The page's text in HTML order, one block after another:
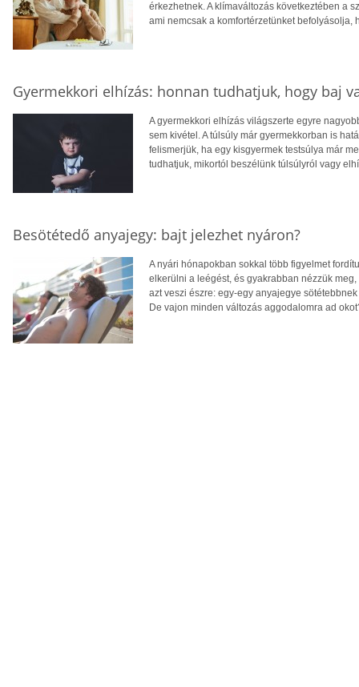
érkezhetnek. A klímaváltozás következtében a
ami nemcsak a komfortérzetünket
Gyermekkori elhízás: honnan tudhatjuk, hogy baj
A gyermekkori elhízás világszerte egyre
sem kivétel. A túlsúly már gyermekkorban is
felismerjük, ha egy kisgyermek testsúlya már
tudhatjuk, mikortól beszélünk túlsúlyról vagy
Besötétedő anyajegy: bajt jelezhet nyáron?
A nyári hónapokban sokkal több figyelmet
elkerülni a leégést, és gyakrabban nézzük
azt veszi észre: egy-egy anyajegye
De vajon minden változás aggodalomra ad